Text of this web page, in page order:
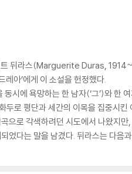
트 뒤라스(Marguerite Duras,
아’에게 이 소설을 헌정했다.
시에 욕망하는 한 남자(‘그’)와 한
두로 평단과 세간의 이목을 집중시
로 각색하려던 시도에서 나왔지만,
었다는 말을 남겼다. 뒤라스는 다